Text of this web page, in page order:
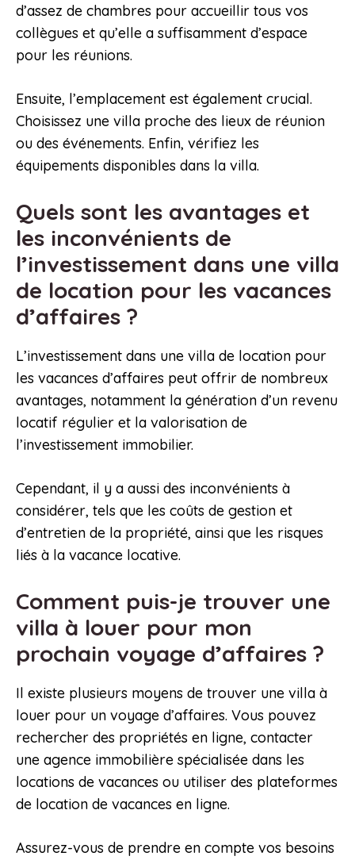
d’assez de chambres pour accueillir tous vos
collègues et qu’elle a suffisamment d’espace
pour les réunions.
Ensuite, l’emplacement est également crucial.
Choisissez une villa proche des lieux de réunion
ou des événements. Enfin, vérifiez les
équipements disponibles dans la villa.
Quels sont les avantages et
les inconvénients de
l’investissement dans une villa
de location pour les vacances
d’affaires ?
L’investissement dans une villa de location pour
les vacances d’affaires peut offrir de nombreux
avantages, notamment la génération d’un revenu
locatif régulier et la valorisation de
l’investissement immobilier.
Cependant, il y a aussi des inconvénients à
considérer, tels que les coûts de gestion et
d’entretien de la propriété, ainsi que les risques
liés à la vacance locative.
Comment puis-je trouver une
villa à louer pour mon
prochain voyage d’affaires ?
Il existe plusieurs moyens de trouver une villa à
louer pour un voyage d’affaires. Vous pouvez
rechercher des propriétés en ligne, contacter
une agence immobilière spécialisée dans les
locations de vacances ou utiliser des plateformes
de location de vacances en ligne.
Assurez-vous de prendre en compte vos besoins